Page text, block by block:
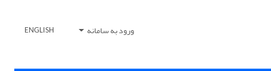
ورود به سامانه ENGLISH